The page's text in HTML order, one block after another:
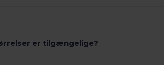
er tilgængelige?